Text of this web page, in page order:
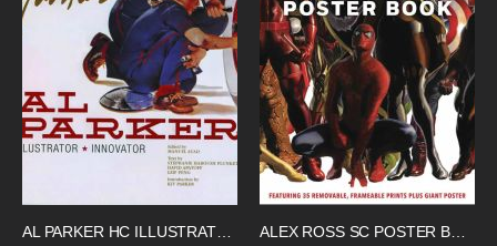
AL PARKER HC ILLUSTRATOR INNOVATOR